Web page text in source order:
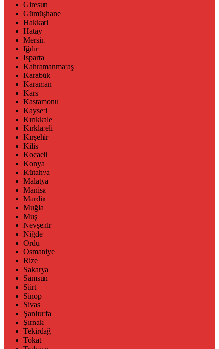
Giresun
Gümüşhane
Hakkari
Hatay
Mersin
Iğdır
Isparta
Kahramanmaraş
Karabük
Karaman
Kars
Kastamonu
Kayseri
Kırıkkale
Kırklareli
Kırşehir
Kilis
Kocaeli
Konya
Kütahya
Malatya
Manisa
Mardin
Muğla
Muş
Nevşehir
Niğde
Ordu
Osmaniye
Rize
Sakarya
Samsun
Siirt
Sinop
Sivas
Şanlıurfa
Şırnak
Tekirdağ
Tokat